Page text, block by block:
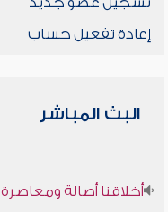
إعادة تفعيل حساب
البث المباشر
أخلاقنا أصالة ومعاصرة